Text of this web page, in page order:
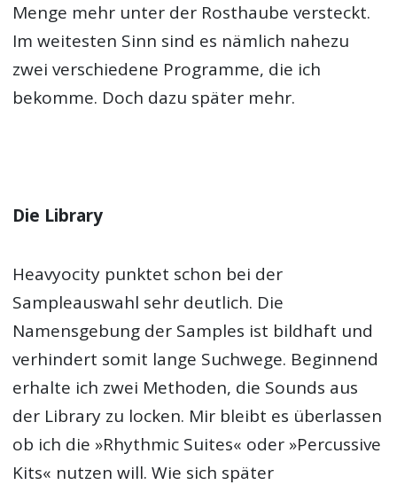
Menge mehr unter der Rosthaube versteckt.
Im weitesten Sinn sind es nämlich nahezu
zwei verschiedene Programme, die ich
bekomme. Doch dazu später mehr.
Die Library
Heavyocity punktet schon bei der
Sampleauswahl sehr deutlich. Die
Namensgebung der Samples ist bildhaft und
verhindert somit lange Suchwege. Beginnend
erhalte ich zwei Methoden, die Sounds aus
der Library zu locken. Mir bleibt es überlassen
ob ich die »Rhythmic Suites« oder »Percussive
Kits« nutzen will. Wie sich später